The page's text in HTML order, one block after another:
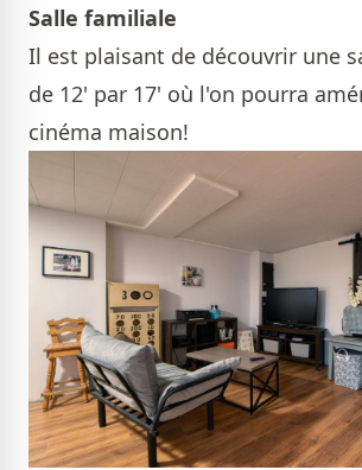
Salle familiale
Il est plaisant de découvrir une
de 12' par 17' où l'on pourra
cinéma maison!